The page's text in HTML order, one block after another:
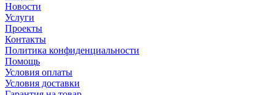
Новости
Услуги
Проекты
Контакты
Политика конфиденциальности
Помощь
Условия оплаты
Условия доставки